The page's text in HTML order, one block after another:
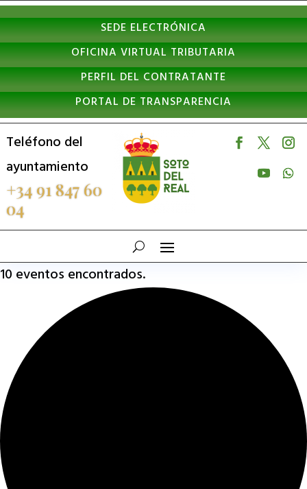
Nota:
este
sitio
web
incluye
un
sistema
de
accesibilidad.
SEDE ELECTRÓNICA
OFICINA VIRTUAL TRIBUTARIA
PERFIL DEL CONTRATANTE
PORTAL DE TRANSPARENCIA
Teléfono del
ayuntamiento
+34 91 847 60
04
10 eventos encontrados.